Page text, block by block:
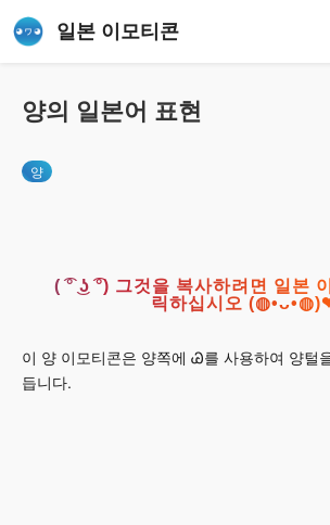
일본 이모티콘
양의 일본어 표현
양
( ͡° ͜ʖ ͡°) 그것을 복사하려면 일본
릭하십시오
이 양 이모티콘은 양쪽에 Ꮚ를 사용하여 양털
듭니다.